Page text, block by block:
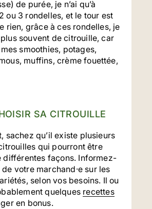
de purée, je n’ai qu’à
ou 3 rondelles, et le tour est
rien, grâce à ces rondelles, je
souvent de citrouille, car
mes smoothies, potages,
muffins, crème fouettée,
SA CITROUILLE
sachez qu’il existe plusieurs
qui pourront être
différentes façons. Informez-
votre marchand·e sur les
selon vos besoins. Il ou
quelques recettes
en bonus.